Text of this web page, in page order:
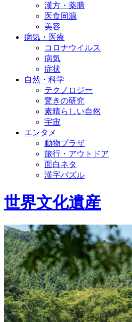
漢方・薬膳
医食同源
美容
病気・医療
コロナウイルス
病気
症状
自然・科学
テクノロジー
驚きの研究
素晴らしい自然
宇宙
エンタメ
動物プラザ
旅行・アウトドア
面白ネタ
漢字パズル
世界文化遺産